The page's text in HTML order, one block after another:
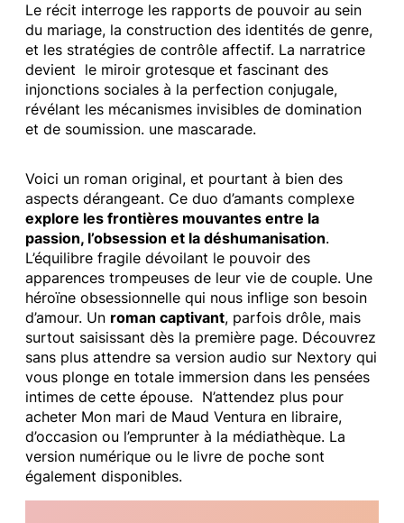
Le récit interroge les rapports de pouvoir au sein
du mariage, la construction des identités de genre,
et les stratégies de contrôle affectif. La narratrice
devient le miroir grotesque et fascinant des
injonctions sociales à la perfection conjugale,
révélant les mécanismes invisibles de domination
et de soumission. une mascarade.
Voici un roman original, et pourtant à bien des
aspects dérangeant. Ce duo d’amants complexe
explore les frontières mouvantes entre la
passion, l’obsession et la déshumanisation.
L’équilibre fragile dévoilant le pouvoir des
apparences trompeuses de leur vie de couple. Une
héroïne obsessionnelle qui nous inflige son besoin
d’amour. Un roman captivant, parfois drôle, mais
surtout saisissant dès la première page. Découvrez
sans plus attendre sa version audio sur Nextory qui
vous plonge en totale immersion dans les pensées
intimes de cette épouse. N’attendez plus pour
acheter Mon mari de Maud Ventura en libraire,
d’occasion ou l’emprunter à la médiathèque. La
version numérique ou le livre de poche sont
également disponibles.